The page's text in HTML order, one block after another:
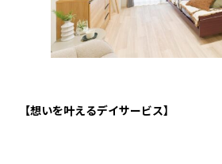
【想いを叶えるデイサービス】